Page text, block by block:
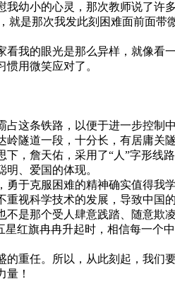
幼小的心灵，那次教师说了许
是那次我发此刻困难面前面带
我的眼光是那么异样，就像看
用微笑应对了。
这条铁路，以便于进一步控制
隧道一段，十分长，有居庸关
，詹天佑，采用了“人”字形线
、爱国的体现。
于克服困难的精神确实值得我
视科学技术的发展，导致中国
是那个受人肆意践踏、随意欺
红旗冉冉升起时，相信每一个
重任。所以，从此刻起，我们
量！